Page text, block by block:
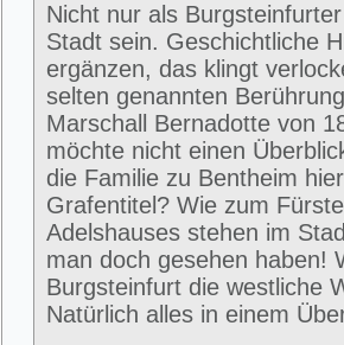
Nicht nur als
Stadt sein. Geschichtliche
ergänzen, das klingt
selten genannten
Marschall Bernadotte von
möchte nicht einen
die Familie zu Bentheim
Grafentitel? Wie zum
Adelshauses stehen im
man doch gesehen haben!
Burgsteinfurt die westliche
Natürlich alles in einem